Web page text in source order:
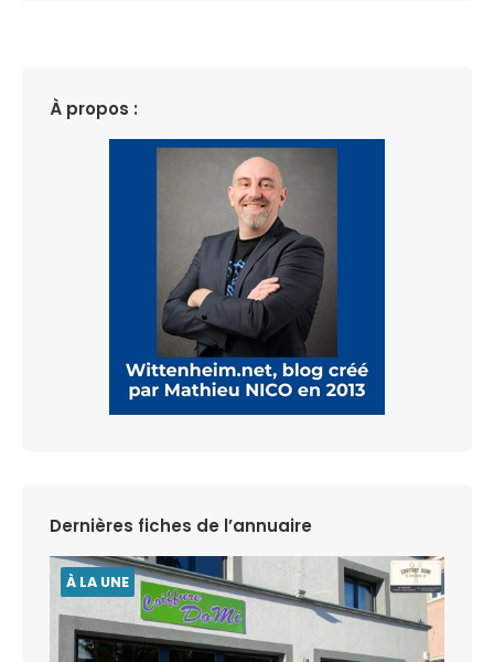
À propos :
Dernières fiches de l’annuaire
À LA UNE